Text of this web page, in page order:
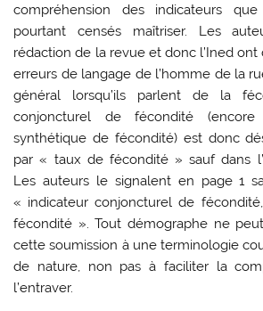
compréhension des indicateurs
pourtant censés maîtriser. Les
rédaction de la revue et donc l’Ined ont
erreurs de langage de l’homme de la
général lorsqu’ils parlent de la
conjoncturel de fécondité (encore
synthétique de fécondité) est donc
par « taux de fécondité » sauf dans
Les auteurs le signalent en page 1
« indicateur conjoncturel de
fécondité ». Tout démographe ne
cette soumission à une terminologie
de nature, non pas à faciliter la
l’entraver.